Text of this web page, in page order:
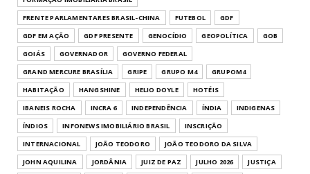
FRENTE PARLAMENTARES BRASIL-CHINA
FUTEBOL
GDF
GDF EM AÇÃO
GDF PRESENTE GENOCÍDIO GEOPOLÍTICA
GOB
GOIÁS
GOVERNADOR
GOVERNO FEDERAL
GRAND MERCURE BRASÍLIA
GRIPE GRUPO M4
GRUPOM4
HABITAÇÃO
HANGSHINE HELIO DOYLE
HOTÉIS
IBANEIS ROCHA
INCRA 6 INDEPENDÊNCIA ÍNDIA
INDIGENAS
ÍNDIOS
INFONEWS IMOBILIÁRIO BRASIL
INSCRIÇÃO
INTERNACIONAL
JOÃO TEODORO
JOÃO TEODORO DA SILVA
JOHN AQUILINA
JORDÂNIA JUIZ DE PAZ JULHO 2026
JUSTIÇA